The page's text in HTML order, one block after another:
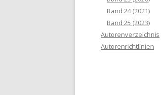
Band 24 (2021)
Band 25 (2023)
Autorenverzeichnis
Autorenrichtlinien